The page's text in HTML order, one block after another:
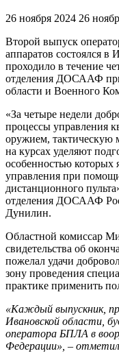
26 ноября 2024 26
Второй выпуск
аппаратов состоялся в
проходило в течение
отделения ДОСААФ
области и Военного
«За четыре недели
процессы управления
оружием, тактическую
на курсах уделяют
особенностью которых
управления при
дистанционного
отделения ДОСААФ
Дунилин.
Областной комиссар
свидетельства об
пожелал удачи
зону проведения
практике применить
«Каждый выпускник,
Ивановской области,
оператора БПЛА в
Федерации», –